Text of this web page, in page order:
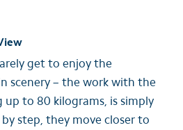
get to enjoy the
scenery – the work with the
to 80 kilograms, is simply
step, they move closer to